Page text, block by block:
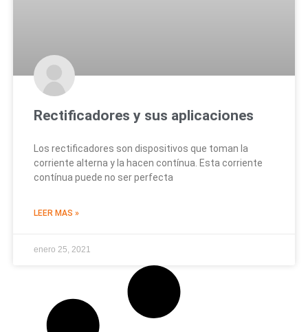
Rectificadores y sus aplicaciones
Los rectificadores son dispositivos que toman la
corriente alterna y la hacen contínua. Esta corriente
contínua puede no ser perfecta
LEER MAS »
enero 25, 2021